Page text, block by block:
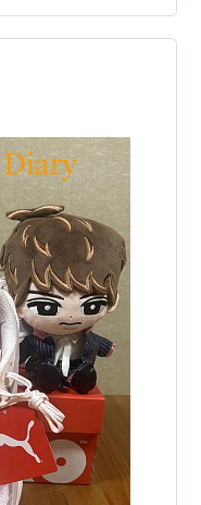
にできるはず！！
ンキング参加中ア